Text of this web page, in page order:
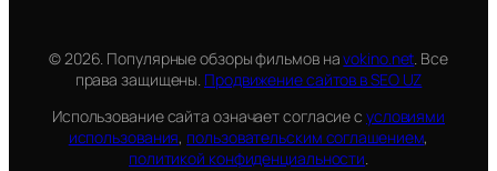
© 2026. Популярные обзоры фильмов наvokino.net . Все
права защищены. Продвижение сайтов в SEO UZ
Использование сайта означает согласие с условиями
использования, пользовательским соглашением,
политикой конфиденциальности